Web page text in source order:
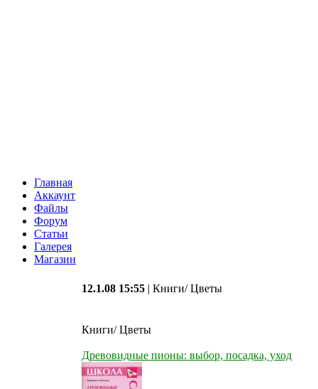
Главная
Аккаунт
Файлы
Форум
Статьи
Галерея
Магазин
12.1.08 15:55 | Книги/ Цветы
Книги/ Цветы
Древовидные пионы: выбор, посадка, уход